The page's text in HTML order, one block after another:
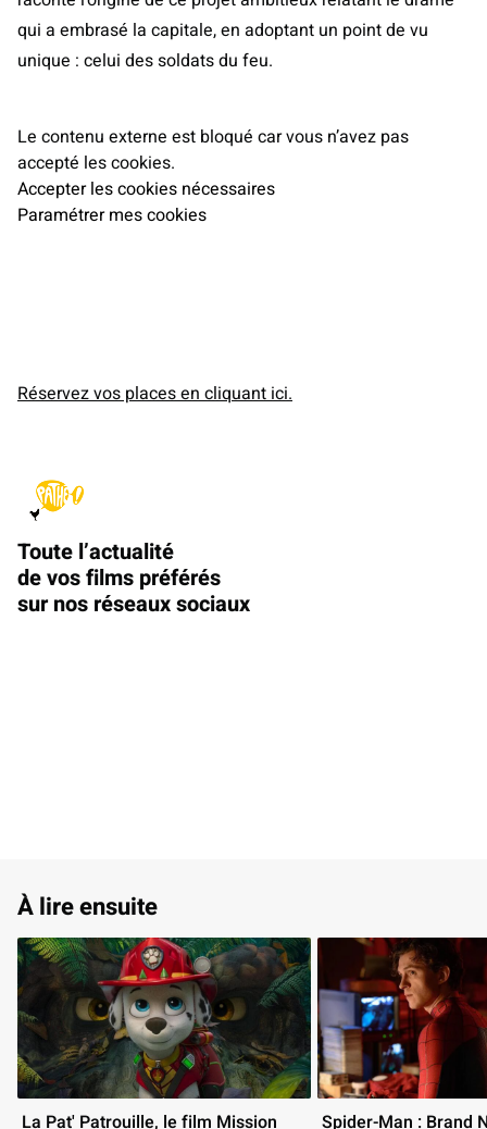
qui a embrasé la capitale, en adoptant un point de vu
unique : celui des soldats du feu.
Le contenu externe est bloqué car vous n’avez pas
accepté les cookies.
Accepter les cookies nécessaires
Paramétrer mes cookies
Réservez vos places en cliquant ici.
Toute l’actualité
de vos films préférés
sur nos réseaux sociaux
À lire ensuite